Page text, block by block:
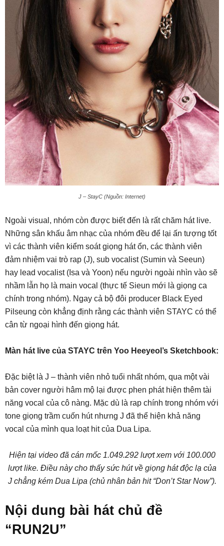
J – StayC (Nguồn: Internet)
Ngoài visual, nhóm còn được biết đến là rất chăm hát live.
Những sân khấu âm nhạc của nhóm đều để lại ấn tượng tốt
vì các thành viên kiểm soát giọng hát ổn, các thành viên
đảm nhiệm vai trò rap (J), sub vocalist (Sumin và Seeun)
hay lead vocalist (Isa và Yoon) nếu người ngoài nhìn vào sẽ
nhầm lẫn họ là main vocal (thực tế Sieun mới là giọng ca
chính trong nhóm). Ngay cả bộ đôi producer Black Eyed
Pilseung còn khẳng định rằng các thành viên STAYC có thể
cân từ ngoại hình đến giọng hát.
Màn hát live của STAYC trên Yoo Heeyeol’s Sketchbook:
Đặc biệt là J – thành viên nhỏ tuổi nhất nhóm, qua một vài
bản cover người hâm mộ lại được phen phát hiện thêm tài
năng vocal của cô nàng. Mặc dù là rap chính trong nhóm với
tone giọng trầm cuốn hút nhưng J đã thể hiện khả năng
vocal của mình qua loạt hit của Dua Lipa.
Hiện tại video đã cán mốc 1.049.292 lượt xem với 100.000
lượt like. Điều này cho thấy sức hút về giọng hát độc lạ của
J chẳng kém Dua Lipa (chủ nhân bản hit “Don’t Star Now”).
Nội dung bài hát chủ đề
“RUN2U”